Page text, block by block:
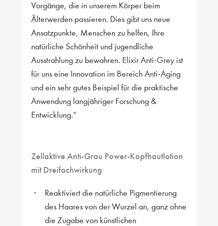
Vorgänge, die in unserem Körper beim
Älterwerden passieren. Dies gibt uns neue
Ansatzpunkte, Menschen zu helfen, Ihre
natürliche Schönheit und jugendliche
Ausstrahlung zu bewahren. Elixir Anti-Grey ist
für uns eine Innovation im Bereich Anti-Aging
und ein sehr gutes Beispiel für die praktische
Anwendung langjähriger Forschung &
Entwicklung.“
Zellaktive Anti-Grau Power-Kopfhautlotion
mit Dreifachwirkung
Reaktiviert die natürliche Pigmentierung
des Haares von der Wurzel an, ganz ohne
die Zugabe von künstlichen